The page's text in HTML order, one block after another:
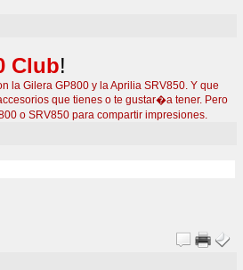
Club!
la Gilera GP800 y la Aprilia SRV850. Y que
que tienes o te gustar�a tener. Pero
o SRV850 para compartir impresiones.